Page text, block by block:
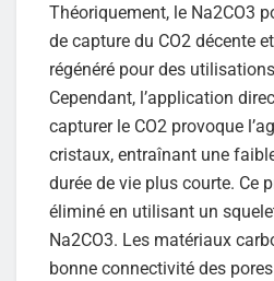
Théoriquement, le Na2CO3
de capture du CO2 décente
régénéré pour des
Cependant, l’application
capturer le CO2 provoque
cristaux, entraînant une
durée de vie plus courte. Ce
éliminé en utilisant un
Na2CO3. Les matériaux
bonne connectivité des